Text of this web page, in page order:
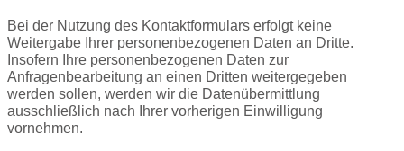
Bei der Nutzung des Kontaktformulars erfolgt keine
Weitergabe Ihrer personenbezogenen Daten an Dritte.
Insofern Ihre personenbezogenen Daten zur
Anfragenbearbeitung an einen Dritten weitergegeben
werden sollen, werden wir die Datenübermittlung
ausschließlich nach Ihrer vorherigen Einwilligung
vornehmen.